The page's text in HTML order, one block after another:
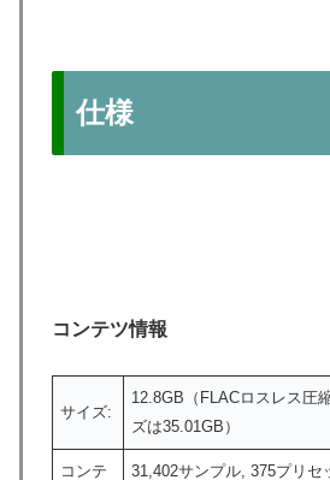
仕様
コンテツ情報
サイズ:
12.8GB（FLACロスレス圧
ズは35.01GB）
コンテ
31,402サンプル, 375プリセ